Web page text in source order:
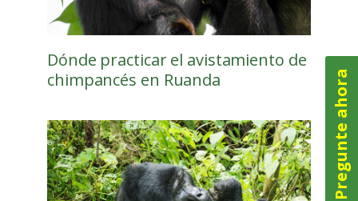
Dónde practicar el avistamiento de
chimpancés en Ruanda
Pregunte ahora